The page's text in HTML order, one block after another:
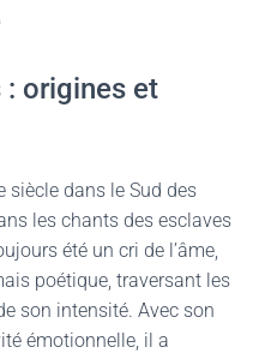
origines et
siècle dans le Sud des
les chants des esclaves
été un cri de l’âme,
poétique, traversant les
son intensité. Avec son
émotionnelle, il a